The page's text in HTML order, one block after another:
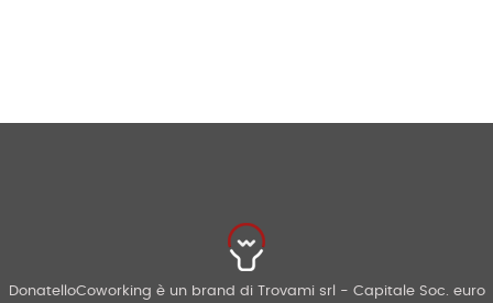
DonatelloCoworking è un brand di Trovami srl - Capitale Soc. euro